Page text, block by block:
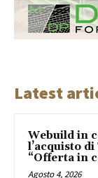
Latest
Webuild in
l’acquisto
“Offerta in
Agosto 4, 2026